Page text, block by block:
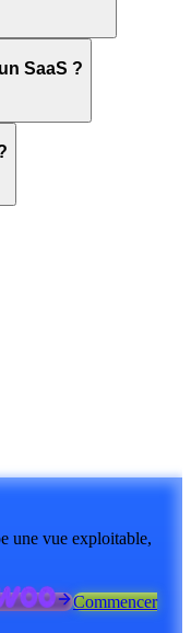
SaaS ?
une vue exploitable,
Commencer